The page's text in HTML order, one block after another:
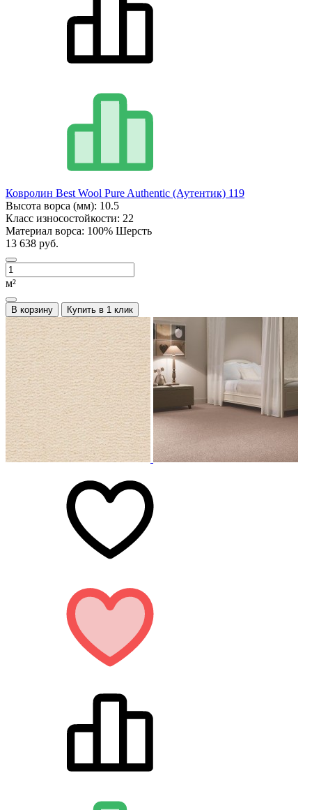
Ковролин Best Wool Pure Authentic (Аутентик) 119
Высота ворса (мм): 10.5
Класс износостойкости: 22
Материал ворса: 100% Шерсть
13 638 руб.
м²
В корзину Купить в 1 клик